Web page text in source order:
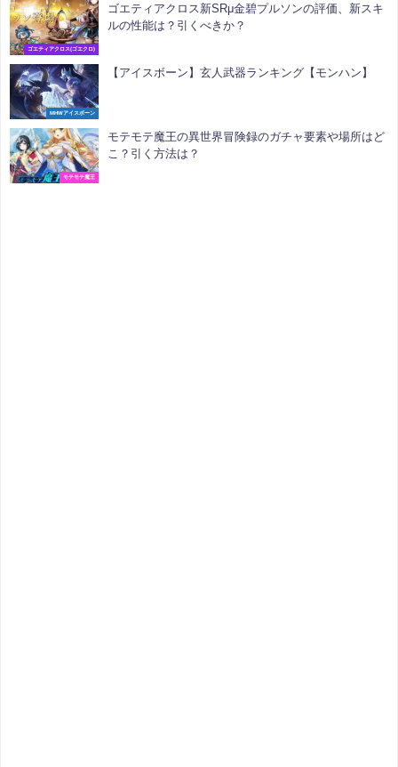
ゴエティアクロス(ゴエクロ)
ゴエティアクロス新SRμ金碧プルソンの評価、新スキ
ルの性能は？引くべきか？
MHWアイスボーン
【アイスボーン】玄人武器ランキング【モンハン】
モテモテ魔王
モテモテ魔王の異世界冒険録のガチャ要素や場所はど
こ？引く方法は？